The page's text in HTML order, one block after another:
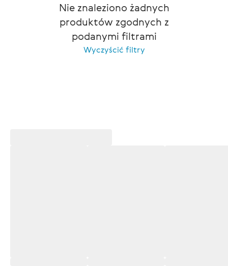
Nie znaleziono żadnych
produktów zgodnych z
podanymi filtrami
Wyczyścić filtry